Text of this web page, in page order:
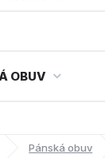
OBUV
Pánská obuv